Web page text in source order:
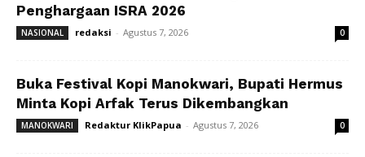
Penghargaan ISRA 2026
NASIONAL redaksi - Agustus 7, 2026 0
Buka Festival Kopi Manokwari, Bupati Hermus
Minta Kopi Arfak Terus Dikembangkan
MANOKWARI Redaktur KlikPapua - Agustus 7, 2026 0